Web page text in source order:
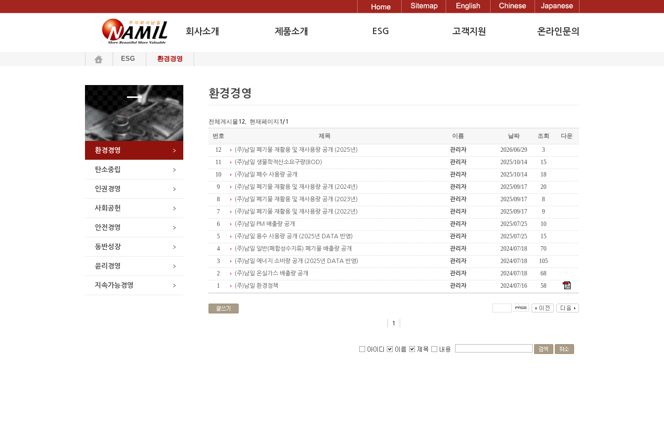
ESG 환경경영
환경경영
탄소중립
인권경영
사회공헌
안전경영
동반성장
윤리경영
지속가능경영
환경경영
회사소개
조직도
인증서
제품소개 ESG
안전경영
동반성장
지속가능경영
고객지원 온라인문의
전체게시물 12, 현재페이지 1 /1
번호 제목 이름 날짜 조회
다운
12
(주)남일 폐기물 재활용 및 재사용량 공개 (2025년) 관리자 2026/06/29
3
11
(주)남일 생물학적산소요구량(BOD) 관리자 2025/10/14
15
10
(주)남일 폐수 사용량 공개 관리자 2025/10/14
18
9
(주)남일 폐기물 재활용 및 재사용량 공개 (2024년) 관리자 2025/09/17
20
8
(주)남일 폐기물 재활용 및 재사용량 공개 (2023년) 관리자 2025/09/17
8
7
(주)남일 폐기물 재활용 및 재사용량 공개 (2022년) 관리자 2025/09/17
9
6
(주)남일 PM 배출량 공개 관리자 2025/07/25
10
5
(주)남일 용수 사용량 공개 (2025년 DATA 반영) 관리자 2025/07/25
15
4
(주)남일 일반(폐합성수지류) 폐기물 배출량 공개 관리자 2024/07/18
70
3
(주)남일 에너지 소비량 공개 (2025년 DATA 반영) 관리자 2024/07/18
105
2
(주)남일 온실가스 배출량 공개 관리자 2024/07/18
68
1
(주)남일 환경정책 관리자 2024/07/16 58
1